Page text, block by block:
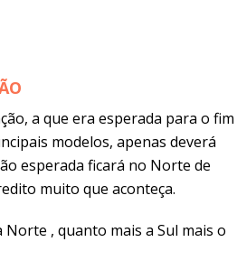
a que era esperada para o fim
modelos, apenas deverá
esperada ficará no Norte de
muito que aconteça.
, quanto mais a Sul mais o